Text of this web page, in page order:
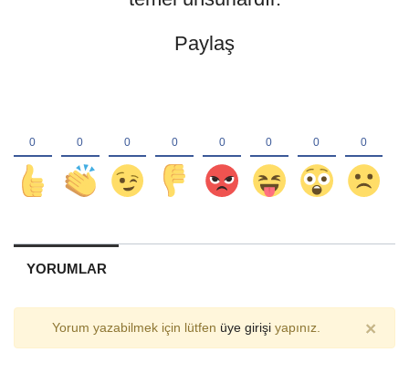
Paylaş
YORUMLAR
Yorum yazabilmek için lütfen üye girişiyapınız. ×